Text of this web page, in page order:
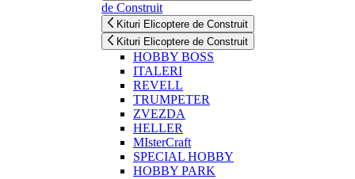
de Construit
Kituri Elicoptere de Construit
Kituri Elicoptere de Construit
HOBBY BOSS
ITALERI
REVELL
TRUMPETER
ZVEZDA
HELLER
MIsterCraft
SPECIAL HOBBY
HOBBY PARK